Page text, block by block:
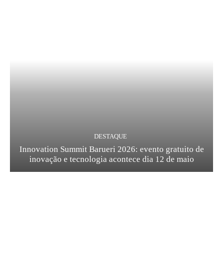
DESTAQUE
Innovation Summit Barueri 2026: evento gratuito de
inovação e tecnologia acontece dia 12 de maio